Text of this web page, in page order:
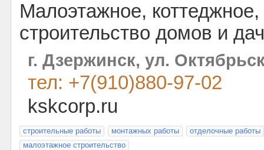
Малоэтажное, коттеджное,
строительство домов и
г. Дзержинск, ул.
тел: +7(910)880-97-02
kskcorp.ru
строительные работы монтажных работы
отделочные работы
малоэтажное строительство